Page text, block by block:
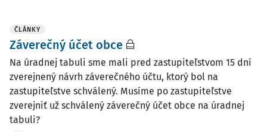
ČLÁNKY
Záverečný účet obce
Na úradnej tabuli sme mali pred zastupiteľstvom 15 dní
zverejnený návrh záverečného účtu, ktorý bol na
zastupiteľstve schválený. Musíme po zastupiteľstve
zverejniť už schválený záverečný účet obce na úradnej
tabuli?